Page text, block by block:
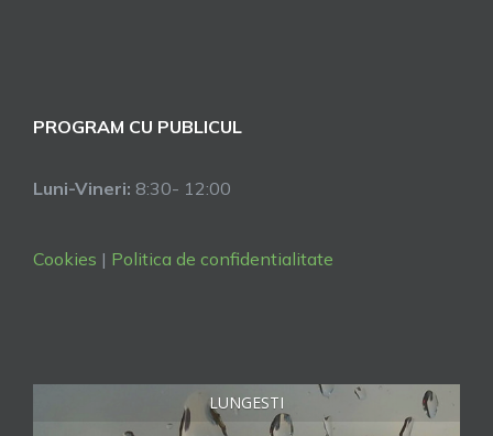
PROGRAM CU PUBLICUL
Luni-Vineri: 8:30- 12:00
Cookies | Politica de confidentialitate
LUNGESTI